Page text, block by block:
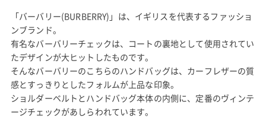
「バーバリー(BURBERRY)」は、イギリスを代表するファッショ
ンブランド。
有名なバーバリーチェックは、コートの裏地として使用されてい
たデザインが大ヒットしたものです。
そんなバーバリーのこちらのハンドバッグは、カーフレザーの質
感とすっきりとしたフォルムが上品な印象。
ショルダーベルトとハンドバッグ本体の内側に、定番のヴィンテ
ージチェックがあしらわれています。